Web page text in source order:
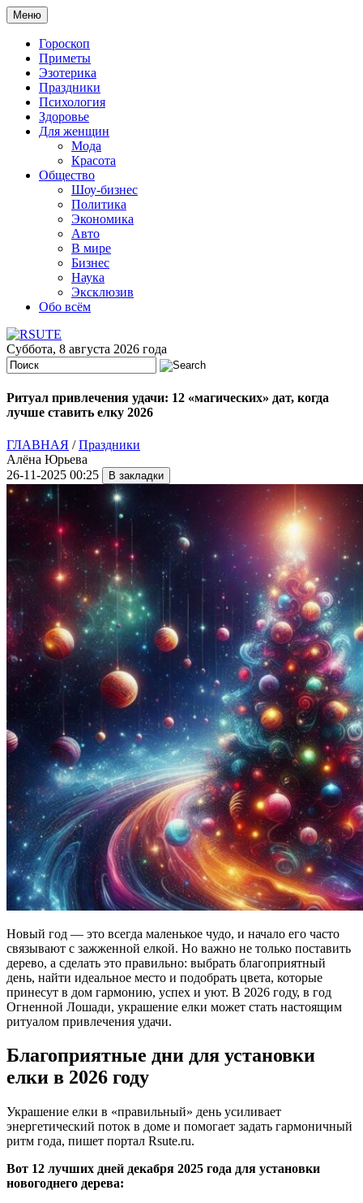
Меню
Гороскоп
Приметы
Эзотерика
Праздники
Психология
Здоровье
Для женщин
Мода
Красота
Общество
Шоу-бизнес
Политика
Экономика
Авто
В мире
Бизнес
Наука
Эксклюзив
Обо всём
Суббота, 8 августа 2026 года
Ритуал привлечения удачи: 12 «магических» дат, когда
лучше ставить елку 2026
ГЛАВНАЯ /Праздники
Алёна Юрьева
26-11-2025 00:25
Новый год — это всегда маленькое чудо, и начало его часто
связывают с зажженной елкой. Но важно не только поставить
дерево, а сделать это правильно: выбрать благоприятный
день, найти идеальное место и подобрать цвета, которые
принесут в дом гармонию, успех и уют. В 2026 году, в год
Огненной Лошади, украшение елки может стать настоящим
ритуалом привлечения удачи.
Благоприятные дни для установки
елки в 2026 году
Украшение елки в «правильный» день усиливает
энергетический поток в доме и помогает задать гармоничный
ритм года, пишет портал Rsute.ru.
Вот 12 лучших дней декабря 2025 года для установки
новогоднего дерева: